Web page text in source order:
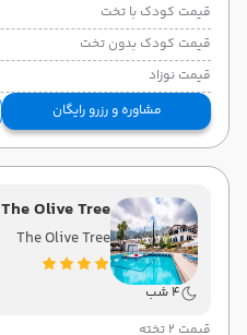
قیمت کودک با تخت
قیمت کودک بدون تخت
قیمت نوزاد
مشاوره و رزرو رایگان
The Olive Tree
The Olive Tree
4 شب
قیمت 2 تخته